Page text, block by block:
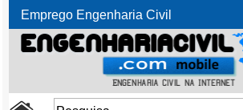
Emprego Engenharia Civil